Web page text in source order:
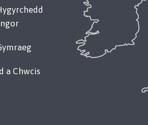
a Chwcis